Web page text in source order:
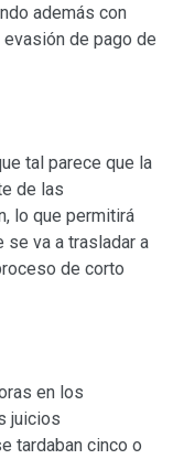
además con
de pago de
tal parece que la
de las
lo que permitirá
se va a trasladar a
de corto
en los
juicios
tardaban cinco o